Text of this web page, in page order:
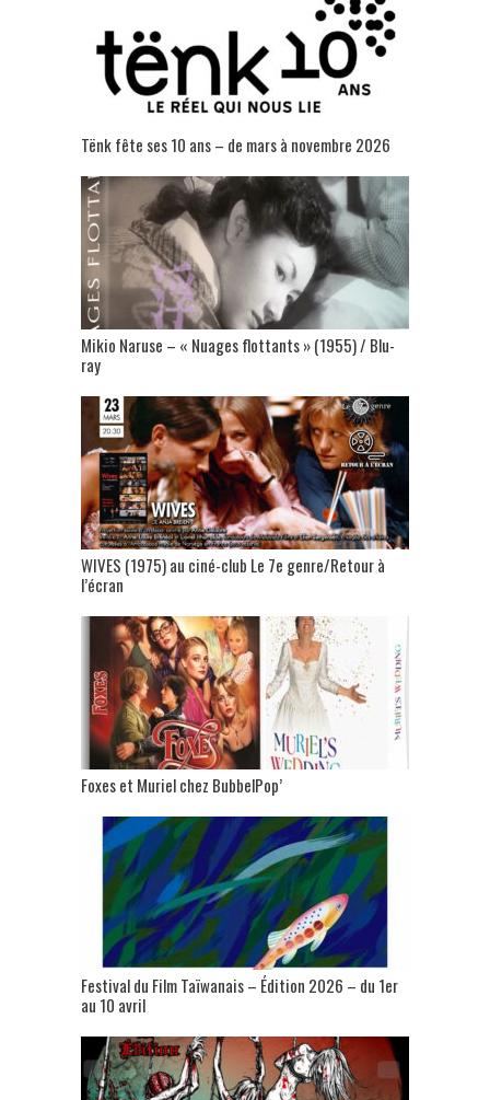
Tënk fête ses 10 ans – de mars à novembre 2026
Mikio Naruse – « Nuages flottants » (1955) / Blu-
ray
WIVES (1975) au ciné-club Le 7e genre/Retour à
l’écran
Foxes et Muriel chez BubbelPop’
Festival du Film Taïwanais – Édition 2026 – du 1er
au 10 avril